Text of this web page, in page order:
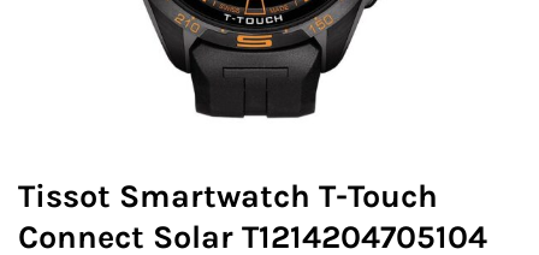
Tissot Smartwatch T-Touch
Connect Solar T1214204705104